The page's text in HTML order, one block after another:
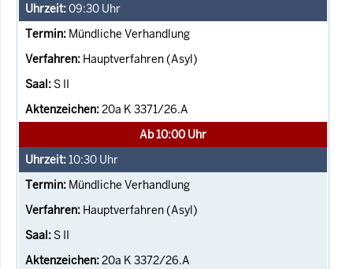
09:30 Uhr
Mündliche Verhandlung
Hauptverfahren (Asyl)
S II
20a K 3371/26.A
Ab 10:00 Uhr
10:30 Uhr
Mündliche Verhandlung
Hauptverfahren (Asyl)
S II
20a K 3372/26.A